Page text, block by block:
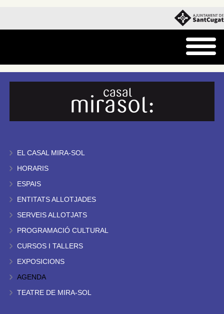
EL CASAL MIRA-SOL
HORARIS
ESPAIS
ENTITATS ALLOTJADES
SERVEIS ALLOTJATS
PROGRAMACIÓ CULTURAL
CURSOS I TALLERS
EXPOSICIONS
AGENDA
TEATRE DE MIRA-SOL